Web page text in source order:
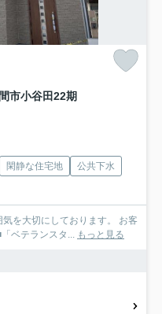
市小谷田22期
閑静な住宅地
公共下水
を大切にしております。 お客
ご要望をぜひお聞かせください。 ■「ベテランスタ... もっと見る